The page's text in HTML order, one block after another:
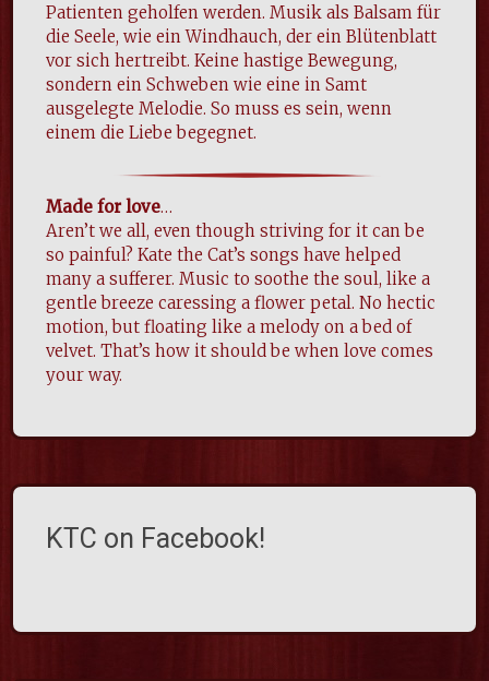
Patienten geholfen werden. Musik als Balsam für
die Seele, wie ein Windhauch, der ein Blütenblatt
vor sich hertreibt. Keine hastige Bewegung,
sondern ein Schweben wie eine in Samt
ausgelegte Melodie. So muss es sein, wenn
einem die Liebe begegnet.
Made for love…
Aren’t we all, even though striving for it can be
so painful? Kate the Cat’s songs have helped
many a sufferer. Music to soothe the soul, like a
gentle breeze caressing a flower petal. No hectic
motion, but floating like a melody on a bed of
velvet. That’s how it should be when love comes
your way.
KTC on Facebook!